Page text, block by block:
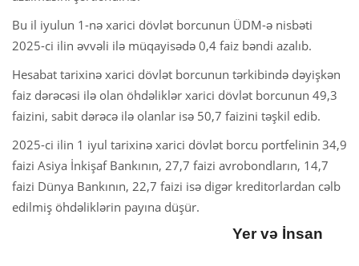
Bu il iyulun 1-nə xarici dövlət borcunun ÜDM-ə nisbəti
2025-ci ilin əvvəli ilə müqayisədə 0,4 faiz bəndi azalıb.
Hesabat tarixinə xarici dövlət borcunun tərkibində dəyişkən
faiz dərəcəsi ilə olan öhdəliklər xarici dövlət borcunun 49,3
faizini, sabit dərəcə ilə olanlar isə 50,7 faizini təşkil edib.
2025-ci ilin 1 iyul tarixinə xarici dövlət borcu portfelinin 34,9
faizi Asiya İnkişaf Bankının, 27,7 faizi avrobondların, 14,7
faizi Dünya Bankının, 22,7 faizi isə digər kreditorlardan cəlb
edilmiş öhdəliklərin payına düşür.
Yer və İnsan